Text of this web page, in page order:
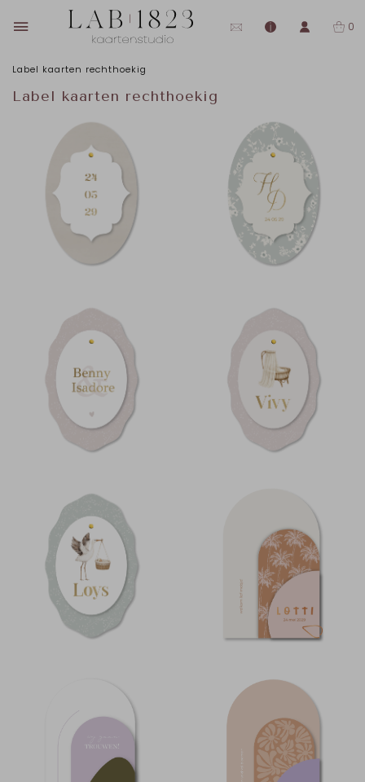
0
Label kaarten rechthoekig
Label kaarten rechthoekig